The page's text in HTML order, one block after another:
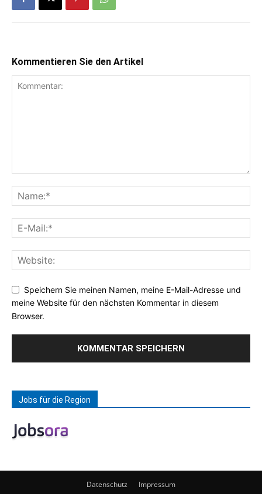
Kommentieren Sie den Artikel
Speichern Sie meinen Namen, meine E-Mail-Adresse und
meine Website für den nächsten Kommentar in diesem
Browser.
Jobs für die Region
Datenschutz Impressum